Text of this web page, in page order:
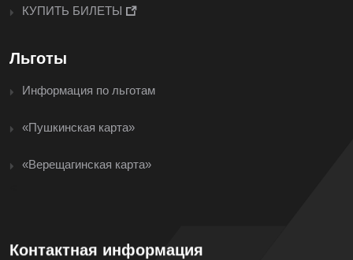
КУПИТЬ БИЛЕТЫ
Льготы
Информация по льготам
«Пушкинская карта»
«Верещагинская карта»
Контактная информация